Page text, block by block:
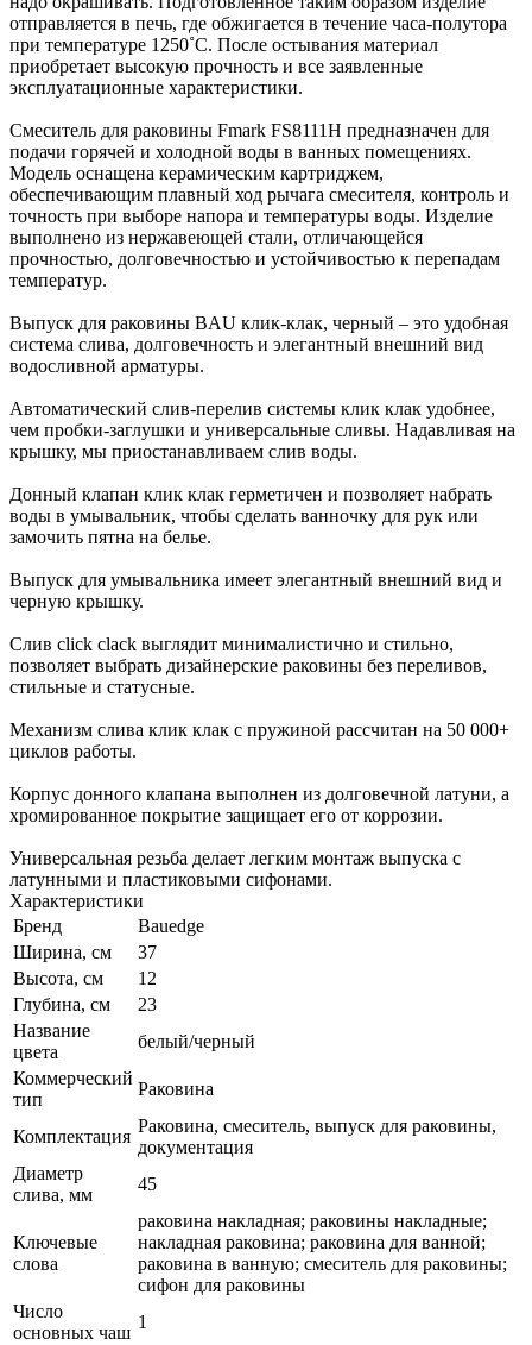
отправляется в печь, где обжигается в течение часа-полутора
при температуре 1250˚С. После остывания материал
приобретает высокую прочность и все заявленные
эксплуатационные характеристики.
Смеситель для раковины Fmark FS8111H предназначен для
подачи горячей и холодной воды в ванных помещениях.
Модель оснащена керамическим картриджем,
обеспечивающим плавный ход рычага смесителя, контроль и
точность при выборе напора и температуры воды. Изделие
выполнено из нержавеющей стали, отличающейся
прочностью, долговечностью и устойчивостью к перепадам
температур.
Выпуск для раковины BAU клик-клак, черный – это удобная
система слива, долговечность и элегантный внешний вид
водосливной арматуры.
Автоматический слив-перелив системы клик клак удобнее,
чем пробки-заглушки и универсальные сливы. Надавливая на
крышку, мы приостанавливаем слив воды.
Донный клапан клик клак герметичен и позволяет набрать
воды в умывальник, чтобы сделать ванночку для рук или
замочить пятна на белье.
Выпуск для умывальника имеет элегантный внешний вид и
черную крышку.
Слив click clack выглядит минималистично и стильно,
позволяет выбрать дизайнерские раковины без переливов,
стильные и статусные.
Механизм слива клик клак с пружиной рассчитан на 50 000+
циклов работы.
Корпус донного клапана выполнен из долговечной латуни, а
хромированное покрытие защищает его от коррозии.
Универсальная резьба делает легким монтаж выпуска с
латунными и пластиковыми сифонами.
Характеристики
Бренд
Bauedge
Ширина, см
37
Высота, см
12
Глубина, см
23
Название
цвета
белый/черный
Коммерческий
тип
Раковина
Комплектация
Раковина, смеситель, выпуск для раковины,
документация
Диаметр
слива, мм
45
Ключевые
слова
раковина накладная; раковины накладные;
накладная раковина; раковина для ванной;
раковина в ванную; смеситель для раковины;
сифон для раковины
Число
основных чаш
1